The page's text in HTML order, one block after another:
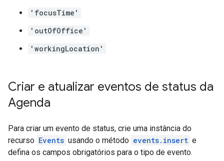
'focusTime'
'outOfOffice'
'workingLocation'
Criar e atualizar eventos de status da
Agenda
Para criar um evento de status, crie uma instância do
recurso Events usando o método events.insert e
defina os campos obrigatórios para o tipo de evento.